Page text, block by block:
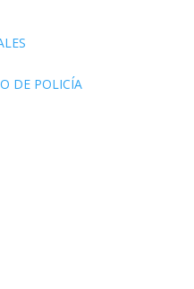
DE POLICÍA